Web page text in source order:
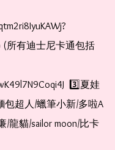
(所有迪士尼卡通包括
3️⃣夏娃
包超人/蠟筆小新/多啦A
/龍貓/sailor moon/比卡